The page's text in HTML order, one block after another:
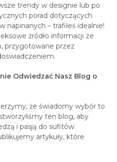
trendy w designie lub po
porad dotyczących
napinanych – trafiłeś idealnie!
źródło informacji ze
przygotowane przez
Odwiedzać Nasz Blog o
że świadomy wybór to
ten blog, aby
i pasją do sufitów
artykuły, które